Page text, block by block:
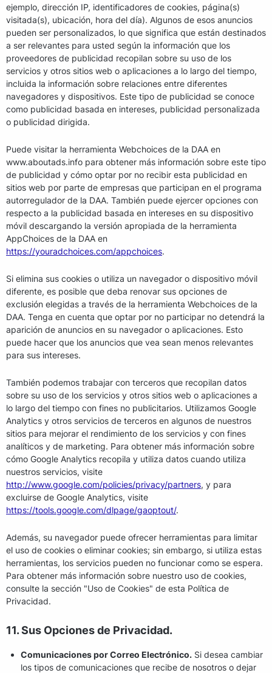
ejemplo, dirección IP, identificadores de cookies, página(s)
visitada(s), ubicación, hora del día). Algunos de esos anuncios
pueden ser personalizados, lo que significa que están destinados
a ser relevantes para usted según la información que los
proveedores de publicidad recopilan sobre su uso de los
servicios y otros sitios web o aplicaciones a lo largo del tiempo,
incluida la información sobre relaciones entre diferentes
navegadores y dispositivos. Este tipo de publicidad se conoce
como publicidad basada en intereses, publicidad personalizada
o publicidad dirigida.
Puede visitar la herramienta Webchoices de la DAA en
www.aboutads.info para obtener más información sobre este tipo
de publicidad y cómo optar por no recibir esta publicidad en
sitios web por parte de empresas que participan en el programa
autorregulador de la DAA. También puede ejercer opciones con
respecto a la publicidad basada en intereses en su dispositivo
móvil descargando la versión apropiada de la herramienta
AppChoices de la DAA en
https://youradchoices.com/appchoices.
Si elimina sus cookies o utiliza un navegador o dispositivo móvil
diferente, es posible que deba renovar sus opciones de
exclusión elegidas a través de la herramienta Webchoices de la
DAA. Tenga en cuenta que optar por no participar no detendrá la
aparición de anuncios en su navegador o aplicaciones. Esto
puede hacer que los anuncios que vea sean menos relevantes
para sus intereses.
También podemos trabajar con terceros que recopilan datos
sobre su uso de los servicios y otros sitios web o aplicaciones a
lo largo del tiempo con fines no publicitarios. Utilizamos Google
Analytics y otros servicios de terceros en algunos de nuestros
sitios para mejorar el rendimiento de los servicios y con fines
analíticos y de marketing. Para obtener más información sobre
cómo Google Analytics recopila y utiliza datos cuando utiliza
nuestros servicios, visite
http://www.google.com/policies/privacy/partners, y para
excluirse de Google Analytics, visite
https://tools.google.com/dlpage/gaoptout/.
Además, su navegador puede ofrecer herramientas para limitar
el uso de cookies o eliminar cookies; sin embargo, si utiliza estas
herramientas, los servicios pueden no funcionar como se espera.
Para obtener más información sobre nuestro uso de cookies,
consulte la sección "Uso de Cookies" de esta Política de
Privacidad.
11. Sus Opciones de Privacidad.
Comunicaciones por Correo Electrónico. Si desea cambiar
los tipos de comunicaciones que recibe de nosotros o dejar